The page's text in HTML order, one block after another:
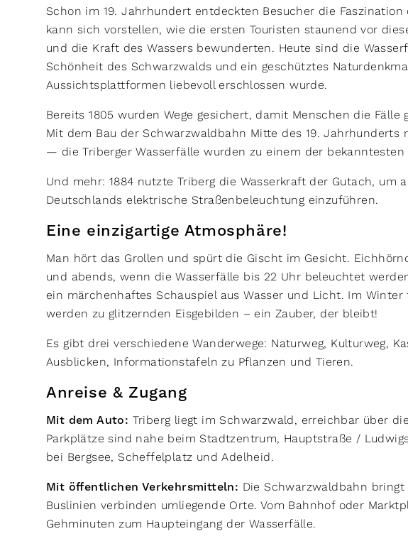
Schon im 19. Jahrhundert entdeckten Besucher die Faszination
kann sich vorstellen, wie die ersten Touristen staunend vor
und die Kraft des Wassers bewunderten. Heute sind die
Schönheit des Schwarzwalds und ein geschütztes
Aussichtsplattformen liebevoll erschlossen wurde.
Bereits 1805 wurden Wege gesichert, damit Menschen die Fälle
Mit dem Bau der Schwarzwaldbahn Mitte des 19. Jahrhunderts
— die Triberger Wasserfälle wurden zu einem der
Und mehr: 1884 nutzte Triberg die Wasserkraft der Gutach, um
Deutschlands elektrische Straßenbeleuchtung einzuführen.
Eine einzigartige Atmosphäre!
Man hört das Grollen und spürt die Gischt im Gesicht.
und abends, wenn die Wasserfälle bis 22 Uhr beleuchtet
ein märchenhaftes Schauspiel aus Wasser und Licht. Im Winter
werden zu glitzernden Eisgebilden – ein Zauber, der bleibt!
Es gibt drei verschiedene Wanderwege: Naturweg, Kulturweg,
Ausblicken, Informationstafeln zu Pflanzen und Tieren.
Anreise & Zugang
Mit dem Auto: Triberg liegt im Schwarzwald, erreichbar über
Parkplätze sind nahe beim Stadtzentrum, Hauptstraße /
bei Bergsee, Scheffelplatz und Adelheid.
Mit öffentlichen Verkehrsmitteln: Die Schwarzwaldbahn
Buslinien verbinden umliegende Orte. Vom Bahnhof oder
Gehminuten zum Haupteingang der Wasserfälle.